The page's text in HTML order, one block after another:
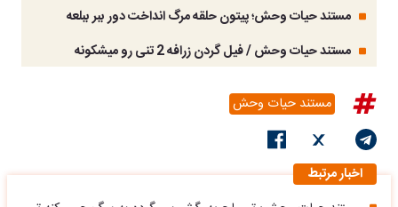
مستند حیات وحش؛ پیتون حلقه مرگ انداخت دور ببر ببلعه
مستند حیات وحش / فیل گردن زرافه 2 تنی رو میشکونه
مستند حیات وحش
اخبار مرتبط